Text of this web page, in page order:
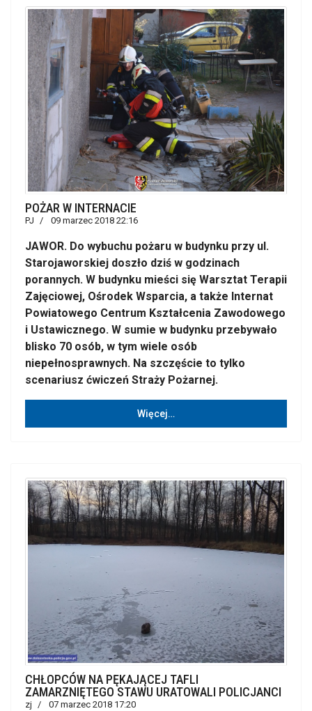
POŻAR W INTERNACIE
PJ 09 marzec 2018 22:16
JAWOR. Do wybuchu pożaru w budynku przy ul.
Starojaworskiej doszło dziś w godzinach
porannych. W budynku mieści się Warsztat Terapii
Zajęciowej, Ośrodek Wsparcia, a także Internat
Powiatowego Centrum Kształcenia Zawodowego
i Ustawicznego. W sumie w budynku przebywało
blisko 70 osób, w tym wiele osób
niepełnosprawnych. Na szczęście to tylko
scenariusz ćwiczeń Straży Pożarnej.
Więcej…
CHŁOPCÓW NA PĘKAJĄCEJ TAFLI
ZAMARZNIĘTEGO STAWU URATOWALI POLICJANCI
zj 07 marzec 2018 17:20